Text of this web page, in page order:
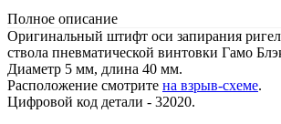
Полное описание
Оригинальный штифт оси запирания
ствола пневматической винтовки Гамо
Диаметр 5 мм, длина 40 мм.
Расположение смотрите на взрыв-схеме.
Цифровой код детали - 32020.